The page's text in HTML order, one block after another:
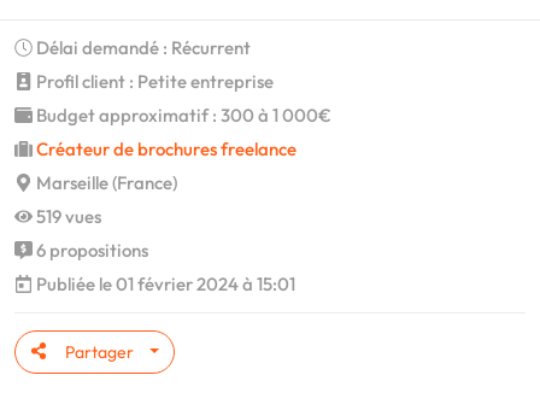
Délai demandé : Récurrent
Profil client : Petite entreprise
Budget approximatif : 300 à 1 000€
Créateur de brochures freelance
Marseille (France)
519 vues
6 propositions
Publiée le 01 février 2024 à 15:01
Partager